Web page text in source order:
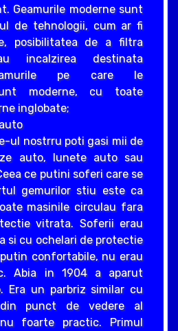
Geamurile moderne sunt
de tehnologii, cum ar fi
posibilitatea de a filtra
incalzirea destinata
pe care le
moderne, cu toate
inglobate;
ul nostrru poti gasi mii de
auto, lunete auto sau
ce putini soferi care se
gemurilor stiu este ca
masinile circulau fara
vitrata. Soferii erau
si cu ochelari de protectie
confortabile, nu erau
Abia in 1904 a aparut
Era un parbriz similar cu
punct de vedere al
foarte practic. Primul